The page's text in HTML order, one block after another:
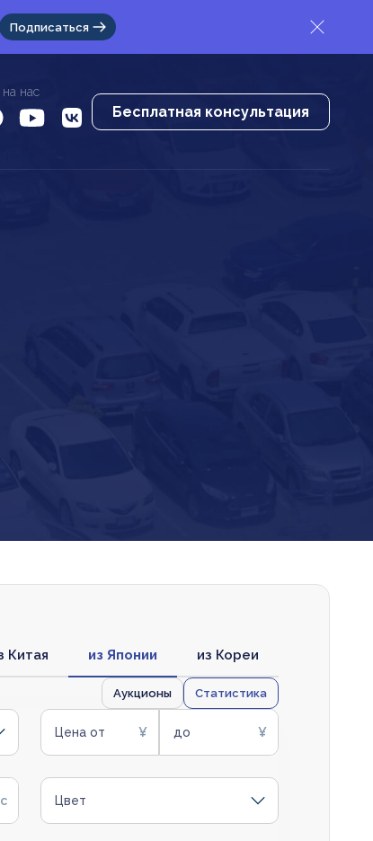
Подписаться
нас
Бесплатная консультация
Китая из Японии из Кореи
Аукционы Статистика
Цена от до
Цвет